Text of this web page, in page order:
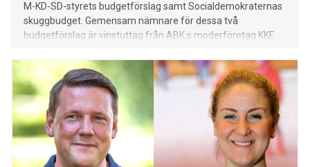
M-KD-SD-styrets budgetförslag samt Socialdemokraternas
skuggbudget. Gemensam nämnare för dessa två
budgetförslag är vinstuttag från ABK:s moderföretag KKF,
Hyresgästföreningen att reagera.